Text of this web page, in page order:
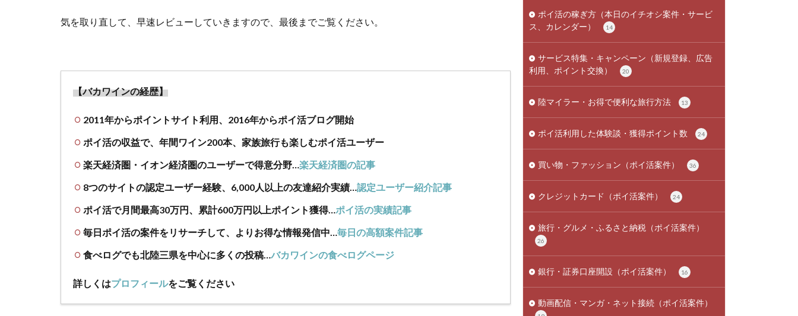
気を取り直して、早速レビューしていきますので、最後までご覧ください。
【バカワインの経歴】
2011年からポイントサイト利用、2016年からポイ活ブログ開始
ポイ活の収益で、年間ワイン200本、家族旅行も楽しむポイ活ユーザー
楽天経済圏・イオン経済圏のユーザーで得意分野…楽天経済圏の記事
8つのサイトの認定ユーザー経験、6,000人以上の友達紹介実績…認定ユーザー紹介記事
ポイ活で月間最高30万円、累計600万円以上ポイント獲得…ポイ活の実績記事
毎日ポイ活の案件をリサーチして、よりお得な情報発信中…毎日の高額案件記事
食べログでも北陸三県を中心に多くの投稿…バカワインの食べログページ
詳しくはプロフィールをご覧ください
ポイ活の稼ぎ方（本日のイチオシ案件・サービ
ス、カレンダー）
14
サービス特集・キャンペーン（新規登録、広告
利用、ポイント交換）
20
陸マイラー・お得で便利な旅行方法 13
ポイ活利用した体験談・獲得ポイント数 24
買い物・ファッション（ポイ活案件） 36
クレジットカード（ポイ活案件） 24
旅行・グルメ・ふるさと納税（ポイ活案件）
26
銀行・証券口座開設（ポイ活案件） 16
動画配信・マンガ・ネット接続（ポイ活案件）